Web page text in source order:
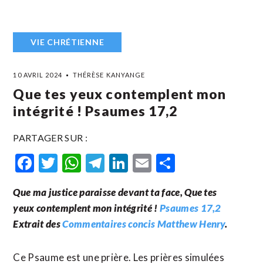
VIE CHRÉTIENNE
10 AVRIL 2024 THÉRÈSE KANYANGE
Que tes yeux contemplent mon
intégrité ! Psaumes 17,2
PARTAGER SUR :
Facebook
Twitter
WhatsApp
Telegram
LinkedIn
Email
Que ma justice paraisse devant ta face, Que tes
yeux contemplent mon intégrité !Psaumes 17,2
Extrait desCommentaires concis Matthew Henry.
Ce Psaume est une prière. Les prières simulées